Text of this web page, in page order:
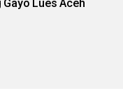
Lues Aceh